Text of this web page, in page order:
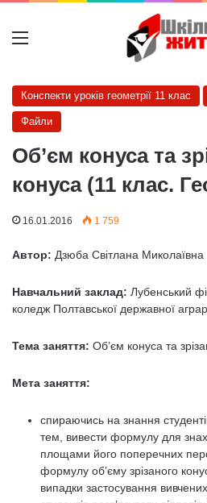
Меню
Конспекти уроків геометрії 11 клас
Файли
Об’єм конуса та
конуса (11 клас.
16.01.2016 1 759
Автор: Дзюба Світлана Миколаївна
Навчальний заклад: Лубенський
коледж Полтавської державної
Тема заняття: Об’єм конуса та
Мета заняття:
спираючись на знання
тем, вивести формулу для
площами його поперечних
формулу об’єму зрізаного
випадки застосування